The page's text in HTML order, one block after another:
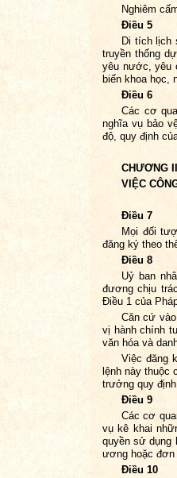
Nghiêm
Điều 5
Di tích lịch
truyền thống
yêu nước, yêu
biến khoa học,
Điều 6
Các cơ
nghĩa vụ bảo
độ, quy định
CHƯƠNG II
VIỆC
Điều 7
Mọi đối
đăng ký theo
Điều 8
Uỷ ban
đương chịu
Điều 1 của
Căn cứ
vị hành chính
văn hóa và
Việc đăng
lệnh này thuộc
trưởng quy định.
Điều 9
Các cơ
vụ kê khai
quyền sử dụng
ương hoặc đơn
Điều 10